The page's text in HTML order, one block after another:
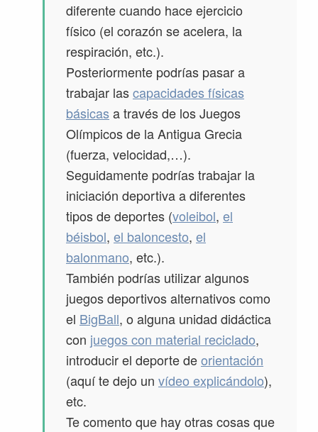
diferente cuando hace ejercicio
físico (el corazón se acelera, la
respiración, etc.).
Posteriormente podrías pasar a
trabajar lascapacidades físicas
básicas a través de los Juegos
Olímpicos de la Antigua Grecia
(fuerza, velocidad,…).
Seguidamente podrías trabajar la
iniciación deportiva a diferentes
tipos de deportes (voleibol, el
béisbol, el baloncesto, el
balonmano, etc.).
También podrías utilizar algunos
juegos deportivos alternativos como
el BigBall, o alguna unidad didáctica
con juegos con material reciclado,
introducir el deporte deorientación
(aquí te dejo un vídeo explicándolo),
etc.
Te comento que hay otras cosas que